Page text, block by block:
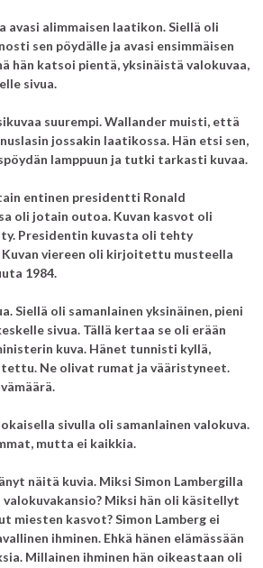
avasi alimmaisen laatikon. Siellä oli
sen pöydälle ja avasi ensimmäisen
hän katsoi pientä, yksinäistä valokuvaa,
sivua.
suurempi. Wallander muisti, että
jossakin laatikossa. Hän etsi sen,
lamppuun ja tutki tarkasti kuvaa.
entinen presidentti Ronald
oli jotain outoa. Kuvan kasvot oli
Presidentin kuvasta oli tehty
Kuvan viereen oli kirjoitettu musteella
1984.
Siellä oli samanlainen yksinäinen, pieni
sivua. Tällä kertaa se oli erään
kuva. Hänet tunnisti kyllä,
Ne olivat rumat ja vääristyneet.
sivulla oli samanlainen valokuva.
mutta ei kaikkia.
näitä kuvia. Miksi Simon Lambergilla
Miksi hän oli käsitellyt
miesten kasvot? Simon Lamberg ei
ihminen. Ehkä hänen elämässään
Millainen ihminen hän oikeastaan oli